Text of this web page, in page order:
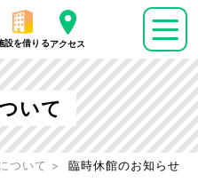
設を借りるアクセス
いて
ついて 臨時休館のお知らせ